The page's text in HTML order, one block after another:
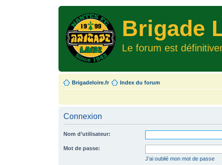
Brigade
Le forum est
Brigadeloire.fr Index du forum
Connexion
Nom d’utilisateur:
Mot de passe:
J’ai oublié mon mot de passe